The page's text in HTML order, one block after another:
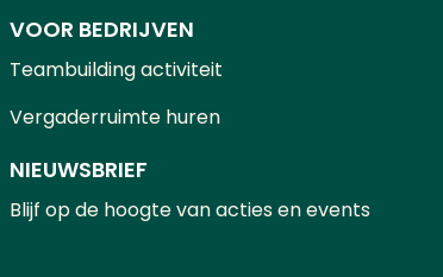
VOOR BEDRIJVEN
Teambuilding activiteit
Vergaderruimte huren
NIEUWSBRIEF
Blijf op de hoogte van acties en events